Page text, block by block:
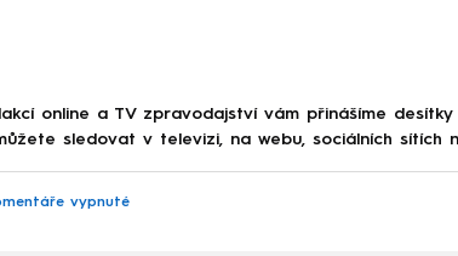
online a TV zpravodajství vám přinášíme
sledovat v televizi, na webu, sociálních sítích
vypnuté